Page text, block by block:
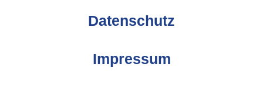
Datenschutz
Impressum